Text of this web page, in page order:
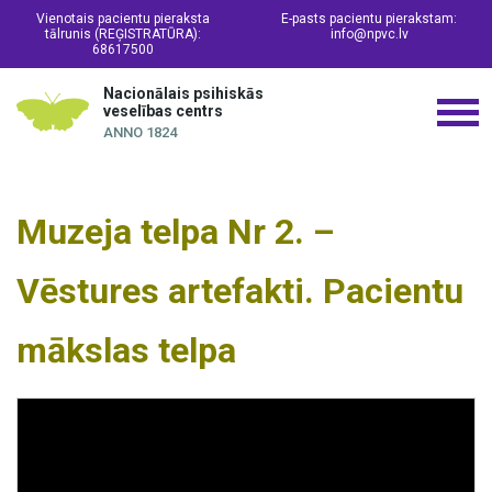
Vienotais pacientu pieraksta
tālrunis (REĢISTRATŪRA):
68617500
E-pasts pacientu pierakstam:
info@npvc.lv
Nacionālais psihiskās
veselības centrs
ANNO 1824
Muzeja telpa Nr 2. –
Vēstures artefakti. Pacientu
mākslas telpa